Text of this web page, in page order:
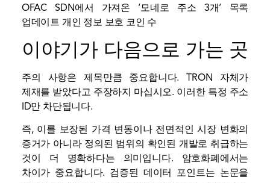
OFAC SDN에서 가져온 ‘모네로 주소 3개’ 목록
업데이트 개인 정보 보호 코인 수
이야기가 다음으로 가는 곳
주의 사항은 제목만큼 중요합니다. TRON 자체가
제재를 받았다고 주장하지 마십시오. 이러한 특정 주소
ID만 차단됩니다.
즉, 이를 보장된 가격 변동이나 전면적인 시장 변화의
증거가 아니라 정의된 범위의 확인된 개발로 취급하는
것이 더 명확하다는 의미입니다. 암호화폐에서는
차이가 중요합니다. 검증된 데이터 포인트는 논문을